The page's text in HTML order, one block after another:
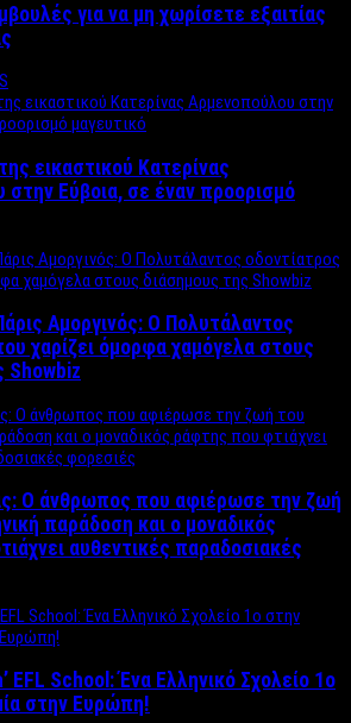
για να μη χωρίσετε εξαιτίας
εικαστικού Κατερίνας
Εύβοια, σε έναν προορισμό
Αμοργινός: O Πολυτάλαντος
χαρίζει όμορφα χαμόγελα στους
Showbiz
O άνθρωπος που αφιέρωσε την ζωή
παράδοση και ο μοναδικός
αυθεντικές παραδοσιακές
EFL School: Ένα Ελληνικό Σχολείo 1ο
στην Ευρώπη!